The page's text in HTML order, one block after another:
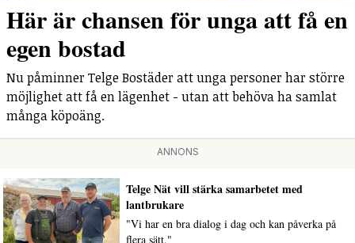
Här är chansen för unga att få en
egen bostad
Nu påminner Telge Bostäder att unga personer har större
möjlighet att få en lägenhet - utan att behöva ha samlat
många köpoäng.
ANNONS
Telge Nät vill stärka samarbetet med
lantbrukare
"Vi har en bra dialog i dag och kan påverka på
flera sätt."